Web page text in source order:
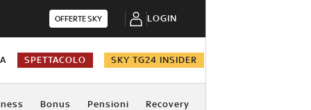
OFFERTE SKY LOGIN
SPETTACOLO SKY TG24 INSIDER
Bonus Pensioni Recovery